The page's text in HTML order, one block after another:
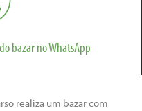
bazar no WhatsApp
realiza um bazar com